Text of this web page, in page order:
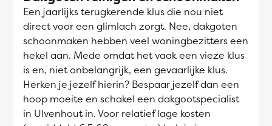
Een jaarlijks terugkerende klus die nou niet
direct voor een glimlach zorgt. Nee, dakgoten
schoonmaken hebben veel woningbezitters een
hekel aan. Mede omdat het vaak een vieze klus
is en, niet onbelangrijk, een gevaarlijke klus.
Herken je jezelf hierin? Bespaar jezelf dan een
hoop moeite en schakel een dakgootspecialist
in Ulvenhout in. Voor relatief lage kosten